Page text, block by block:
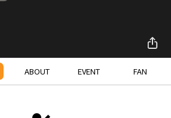
ABOUT EVENT FAN